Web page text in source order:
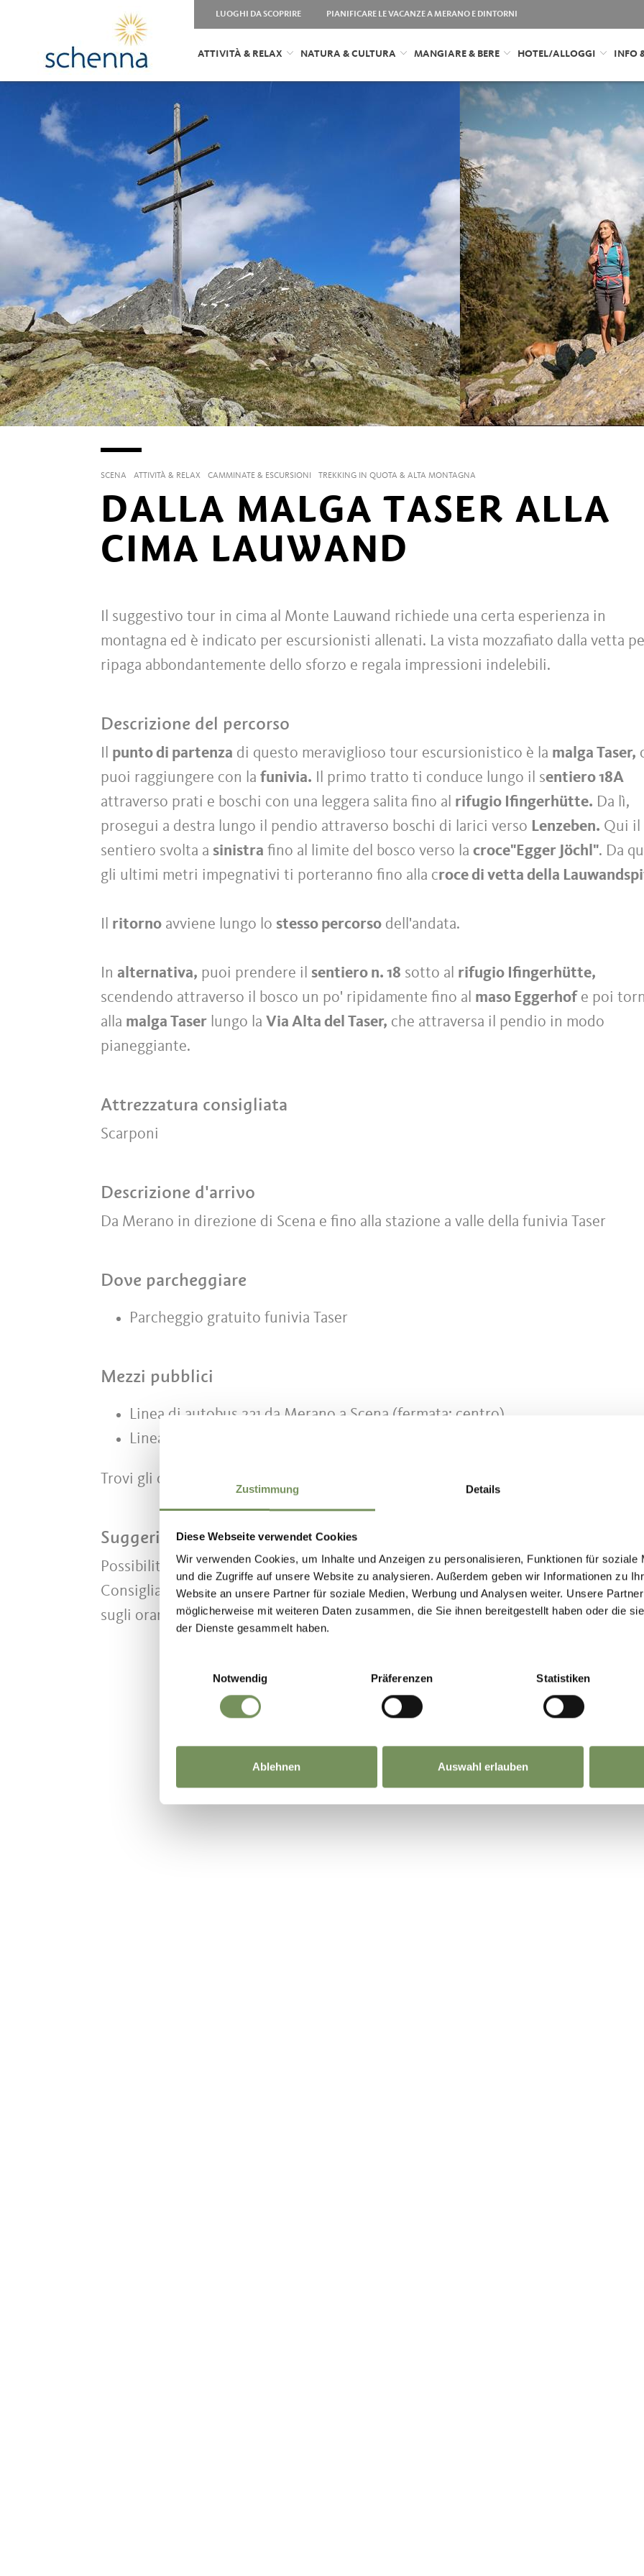
Zustimmung Details
Diese Webseite verwendet Cookies
Wir verwenden Cookies, um Inhalte und Anzeigen zu personalisieren, Funktionen für soziale
und die Zugriffe auf unsere Website zu analysieren. Außerdem geben wir Informationen zu
Website an unsere Partner für soziale Medien, Werbung und Analysen weiter. Unsere
möglicherweise mit weiteren Daten zusammen, die Sie ihnen bereitgestellt haben oder die
der Dienste gesammelt haben.
Notwendig
Präferenzen Statistiken
Ablehnen Auswahl erlauben
LUOGHI DA SCOPRIRE PIANIFICARE LE VACANZE A MERANO E DINTORNI
ATTIVITÀ & RELAX NATURA & CULTURA MANGIARE & BERE HOTEL/ALLOGGI INFO
SCENA ATTIVITÀ & RELAX CAMMINATE & ESCURSIONI TREKKING IN QUOTA & ALTA MONTAGNA
DALLA MALGA TASER ALLA
CIMA LAUWAND
Il suggestivo tour in cima al Monte Lauwand richiede una certa esperienza in
montagna ed è indicato per escursionisti allenati. La vista mozzafiato dalla vetta
ripaga abbondantemente dello sforzo e regala impressioni indelebili.
Descrizione del percorso
punto di partenza di questo meraviglioso tour escursionistico è la malga Taser,
puoi raggiungere con la funivia. Il primo tratto ti conduce lungo il sentiero 18A
attraverso prati e boschi con una leggera salita fino al rifugio Ifingerhütte. Da lì,
prosegui a destra lungo il pendio attraverso boschi di larici verso Lenzeben. Qui il
sentiero svolta a sinistra fino al limite del bosco verso la croce"Egger Jöchl". Da
gli ultimi metri impegnativi ti porteranno fino alla croce di vetta della
ritorno avviene lungo lo stesso percorso dell'andata.
In alternativa, puoi prendere il sentiero n. 18 sotto al rifugio Ifingerhütte,
scendendo attraverso il bosco un po' ripidamente fino al maso Eggerhof e poi
alla malga Taser lungo la Via Alta del Taser, che attraversa il pendio in modo
pianeggiante.
Attrezzatura consigliata
Scarponi
Descrizione d'arrivo
Da Merano in direzione di Scena e fino alla stazione a valle della funivia Taser
Dove parcheggiare
Parcheggio gratuito funivia Taser
Mezzi pubblici
Linea di autobus 231 da Merano a Scena (fermata: centro)
Linea di autobus 233 o 234 da Scena alla stazione a valle della funivia Taser.
Trovi gli orari su
Suggerimenti dell'autore
Possibilità di ristoro lungo il percorso: Malga Taser Alm, Ifingerhütte.
Consigliamo informarsi in anticipo presso l'ufficio turistico o tramite la Schenna
sugli orari di apertura aggiornati.
IL CONTENUTO VI È STATO UTILE?